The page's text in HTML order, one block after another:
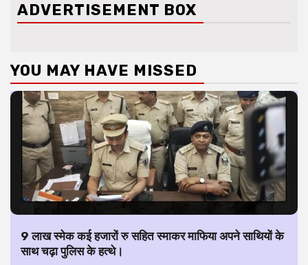
ADVERTISEMENT BOX
YOU MAY HAVE MISSED
9 लाख स्मेक कई हजारों रु सहित स्माकर माफिया अपने साथियों के
साथ चढ़ा पुलिस के हत्थे।